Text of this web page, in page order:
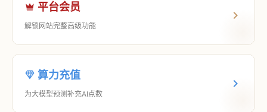
平台会员
解锁网站完整高级功能
算力充值
为大模型预测补充AI点数